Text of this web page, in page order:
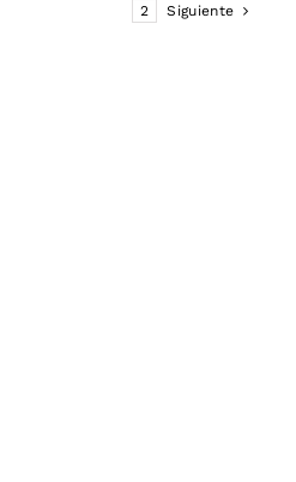
2 Siguiente